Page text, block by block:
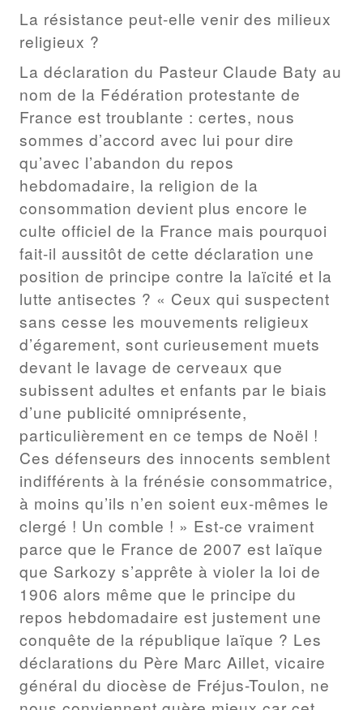
La résistance peut-elle venir des milieux
religieux ?
La déclaration du Pasteur Claude Baty au
nom de la Fédération protestante de
France est troublante : certes, nous
sommes d’accord avec lui pour dire
qu’avec l’abandon du repos
hebdomadaire, la religion de la
consommation devient plus encore le
culte officiel de la France mais pourquoi
fait-il aussitôt de cette déclaration une
position de principe contre la laïcité et la
lutte antisectes ? « Ceux qui suspectent
sans cesse les mouvements religieux
d’égarement, sont curieusement muets
devant le lavage de cerveaux que
subissent adultes et enfants par le biais
d’une publicité omniprésente,
particulièrement en ce temps de Noël !
Ces défenseurs des innocents semblent
indifférents à la frénésie consommatrice,
à moins qu’ils n’en soient eux-mêmes le
clergé ! Un comble ! » Est-ce vraiment
parce que le France de 2007 est laïque
que Sarkozy s’apprête à violer la loi de
1906 alors même que le principe du
repos hebdomadaire est justement une
conquête de la république laïque ? Les
déclarations du Père Marc Aillet, vicaire
général du diocèse de Fréjus-Toulon, ne